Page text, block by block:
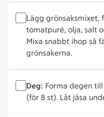
Lägg grönsaksmixet,
tomatpuré, olja, salt
Mixa snabbt ihop så
grönsakerna.
Deg: Forma degen
(för 8 st). Låt jäsa